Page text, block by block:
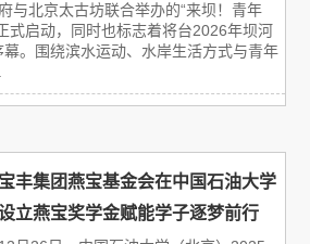
府与北京太古坊联合举办的“来坝！青年
启动，同时也标志着将台2026年坝河
。围绕滨水运动、水岸生活方式与青年
宝丰集团燕宝基金会在中国石油大学
立燕宝奖学金赋能学子逐梦前行